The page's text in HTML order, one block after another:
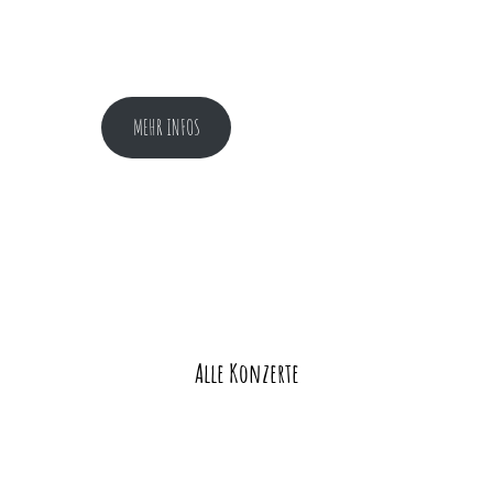
MEHR INFOS
Alle Konzerte